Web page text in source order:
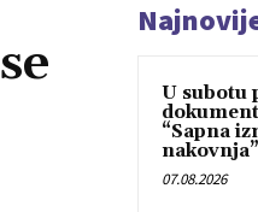
U subotu
“Sapna
nakovnja”
07.08.2026